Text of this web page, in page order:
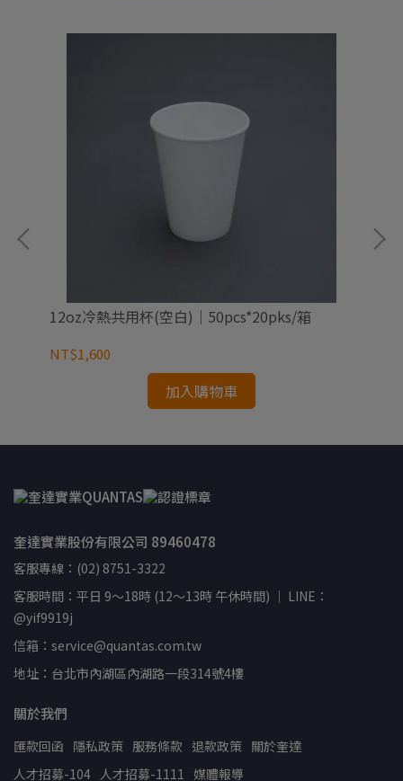
12oz冷熱共用杯(空白)｜50pcs*20pks/箱
NT$1,600
加入購物車
奎達實業股份有限公司 89460478
客服專線：(02) 8751-3322
客服時間：平日 9～18時 (12～13時 午休時間) ｜ LINE：
@yif9919j
信箱：service@quantas.com.tw
地址：台北市內湖區內湖路一段314號4樓
關於我們
匯款回函 隱私政策 服務條款 退款政策 關於奎達
人才招募-104 人才招募-1111 媒體報導